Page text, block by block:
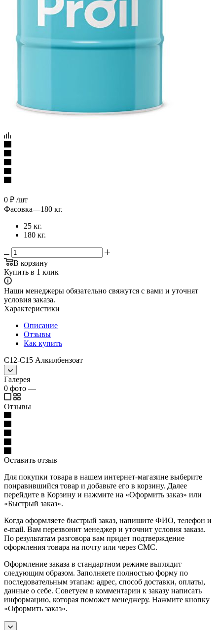
0 ₽ /шт
Фасовка—180 кг.
25 кг.
180 кг.
В корзину
Купить в 1 клик
Наши менеджеры обязательно свяжутся с вами и уточнят
условия заказа.
Характеристики
Описание
Отзывы
Как купить
С12-С15 Алкилбензоат
Галерея
0 фото —
Отзывы
Оставить отзыв
Для покупки товара в нашем интернет-магазине выберите
понравившийся товар и добавьте его в корзину. Далее
перейдите в Корзину и нажмите на «Оформить заказ» или
«Быстрый заказ».
Когда оформляете быстрый заказ, напишите ФИО, телефон и
e-mail. Вам перезвонит менеджер и уточнит условия заказа.
По результатам разговора вам придет подтверждение
оформления товара на почту или через СМС.
Оформление заказа в стандартном режиме выглядит
следующим образом. Заполняете полностью форму по
последовательным этапам: адрес, способ доставки, оплаты,
данные о себе. Советуем в комментарии к заказу написать
информацию, которая поможет менеджеру. Нажмите кнопку
«Оформить заказ».